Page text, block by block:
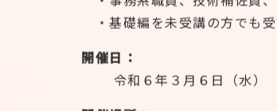
・事務系職員、技術補佐員、
・基礎編を未受講の方でも受
開催日：
令和６年３月６日（水）